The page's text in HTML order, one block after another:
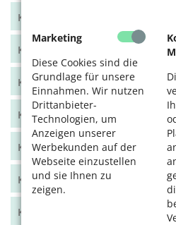
Marketing
Diese Cookies sind die
Grundlage für unsere
Einnahmen. Wir nutzen
Drittanbieter-
Technologien, um
Anzeigen unserer
Werbekunden auf der
Webseite einzustellen
und sie Ihnen zu
zeigen.
KölnerLeben Sommer 2024
KölnerLeben Frühjahr 2024
KölnerLeben Dez/Jan/Feb 2023/
KölnerLeben Okt/Nov 2023
KölnerLeben Aug/Sept 2023
KölnerLeben Juni/Juli 2023
KölnerLeben April/Mai 2023